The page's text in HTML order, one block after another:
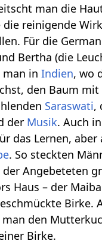
man die
reinigende
Für die
Bertha (die
man inIndien, wo
den Baum
Saraswati,
der Musik. Auch
das Lernen, aber
. So steckten
Angebeteten
Haus – der
Birke.
den
Birke.